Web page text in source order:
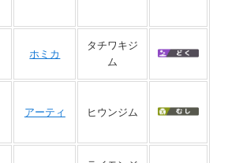
ホミカ
タチワキジ
ム
アーティ ヒウンジム